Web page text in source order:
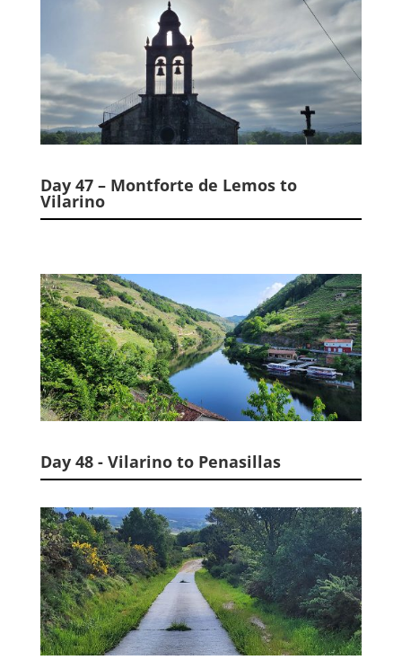
Day 47 – Montforte de Lemos to
Vilarino
Day 48 - Vilarino to Penasillas